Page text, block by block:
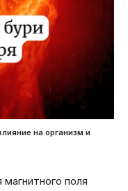
на организм и
поля